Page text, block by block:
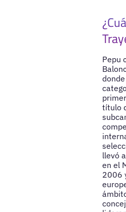
Pepu
título
llevó
en el
2006